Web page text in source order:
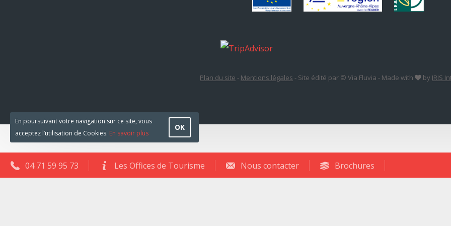
Plan du site - Mentions légales - Site édité par © Via Fluvia - Made with by IRIS
04 71 59 95 73 Les Offices de Tourisme Nous contacter Brochures
En poursuivant votre navigation sur ce site, vous
acceptez l’utilisation de Cookies. En savoir plus
OK